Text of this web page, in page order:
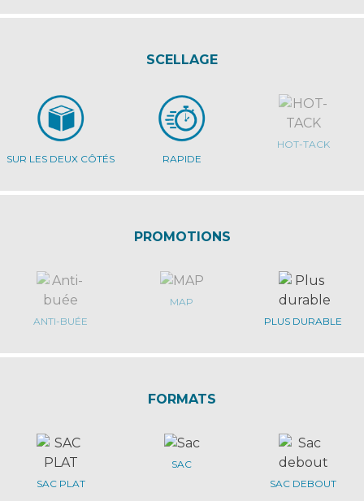
SCELLAGE
SUR LES DEUX CÔTÉS RAPIDE
HOT-TACK
PROMOTIONS
ANTI-BUÉE
MAP
PLUS DURABLE
FORMATS
SAC PLAT
SAC
SAC DEBOUT